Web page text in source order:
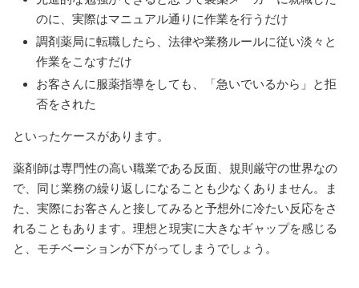
のに、実際はマニュアル通りに作業を行うだけ
調剤薬局に転職したら、法律や業務ルールに従い淡々と
作業をこなすだけ
お客さんに服薬指導をしても、「急いでいるから」と拒
否をされた
といったケースがあります。
薬剤師は専門性の高い職業である反面、規則厳守の世界なの
で、同じ業務の繰り返しになることも少なくありません。ま
た、実際にお客さんと接してみると予想外に冷たい反応をさ
れることもあります。理想と現実に大きなギャップを感じる
と、モチベーションが下がってしまうでしょう。